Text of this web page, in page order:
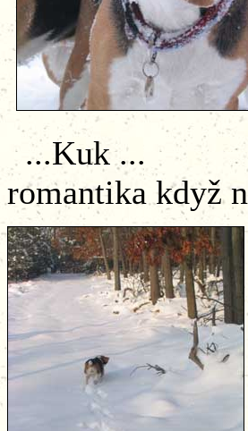
...Kuk
romantika když